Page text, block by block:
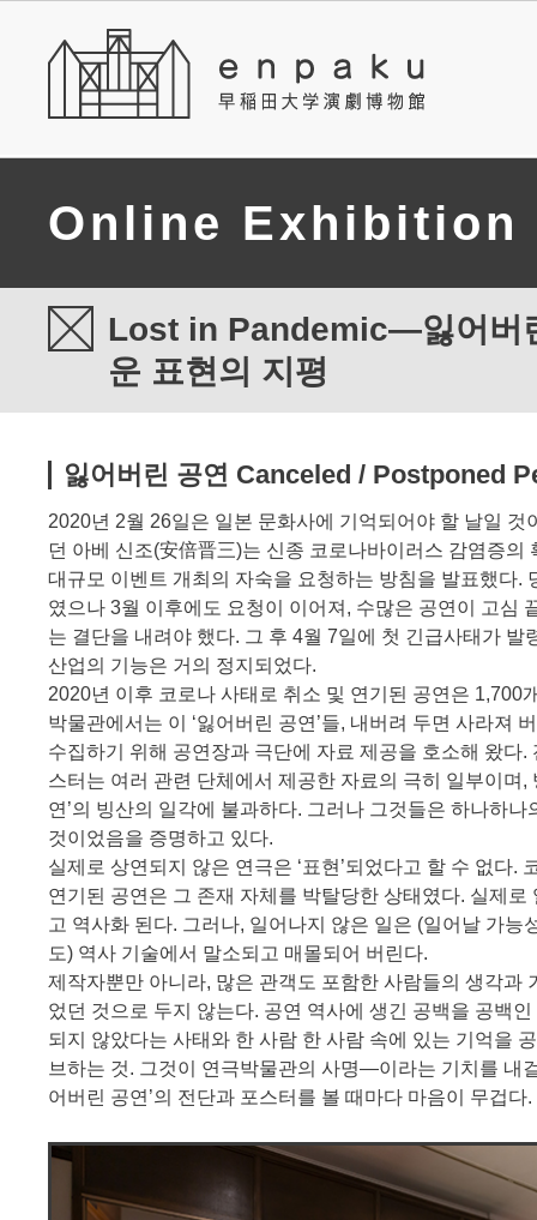
Online Exhibition
Lost in Pandemic―잃어버
운 표현의 지평
잃어버린 공연 Canceled / Postponed
2020년 2월 26일은 일본 문화사에 기억되어야 할 날일 것
던 아베 신조(安倍晋三)는 신종 코로나바이러스 감염증의
대규모 이벤트 개최의 자숙을 요청하는 방침을 발표했다.
였으나 3월 이후에도 요청이 이어져, 수많은 공연이 고심
는 결단을 내려야 했다. 그 후 4월 7일에 첫 긴급사태가 발
산업의 기능은 거의 정지되었다.
2020년 이후 코로나 사태로 취소 및 연기된 공연은 1,700
박물관에서는 이 ‘잃어버린 공연’들, 내버려 두면 사라져
수집하기 위해 공연장과 극단에 자료 제공을 호소해 왔다.
스터는 여러 관련 단체에서 제공한 자료의 극히 일부이며,
연’의 빙산의 일각에 불과하다. 그러나 그것들은 하나하나
것이었음을 증명하고 있다.
실제로 상연되지 않은 연극은 ‘표현’되었다고 할 수 없다.
연기된 공연은 그 존재 자체를 박탈당한 상태였다. 실제로
고 역사화 된다. 그러나, 일어나지 않은 일은 (일어날 가능
도) 역사 기술에서 말소되고 매몰되어 버린다.
제작자뿐만 아니라, 많은 관객도 포함한 사람들의 생각과
었던 것으로 두지 않는다. 공연 역사에 생긴 공백을 공백
되지 않았다는 사태와 한 사람 한 사람 속에 있는 기억을
브하는 것. 그것이 연극박물관의 사명―이라는 기치를 내
어버린 공연’의 전단과 포스터를 볼 때마다 마음이 무겁다.